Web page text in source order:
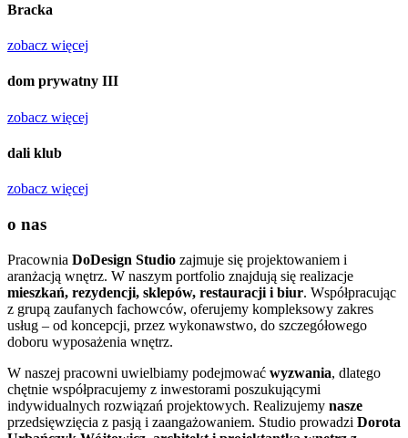
Bracka
zobacz więcej
dom prywatny III
zobacz więcej
dali klub
zobacz więcej
o nas
Pracownia DoDesign Studio zajmuje się projektowaniem i
aranżacją wnętrz. W naszym portfolio znajdują się realizacje
mieszkań, rezydencji, sklepów, restauracji i biur. Współpracując
z grupą zaufanych fachowców, oferujemy kompleksowy zakres
usług – od koncepcji, przez wykonawstwo, do szczegółowego
doboru wyposażenia wnętrz.
W naszej pracowni uwielbiamy podejmować wyzwania, dlatego
chętnie współpracujemy z inwestorami poszukującymi
indywidualnych rozwiązań projektowych. Realizujemy nasze
przedsięwzięcia z pasją i zaangażowaniem. Studio prowadzi Dorota